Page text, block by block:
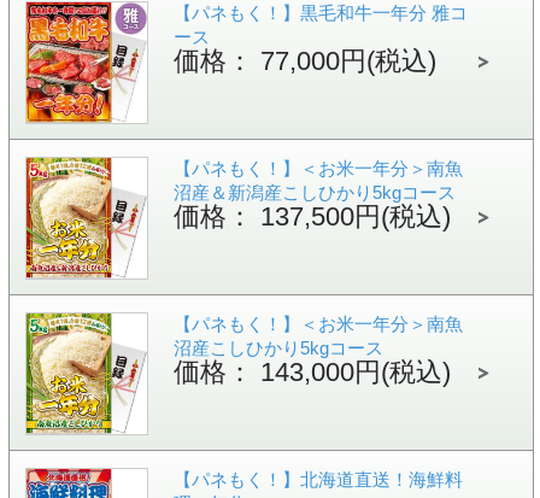
【パネもく！】黒毛和牛一年分 雅コ
ース
価格： 77,000円(税込)
【パネもく！】＜お米一年分＞南魚
沼産＆新潟産こしひかり5kgコース
価格： 137,500円(税込)
【パネもく！】＜お米一年分＞南魚
沼産こしひかり5kgコース
価格： 143,000円(税込)
【パネもく！】北海道直送！海鮮料